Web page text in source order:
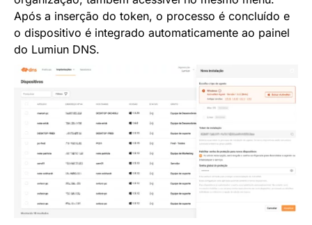
Após a inserção do token, o processo é concluído e
o dispositivo é integrado automaticamente ao painel
do Lumiun DNS.